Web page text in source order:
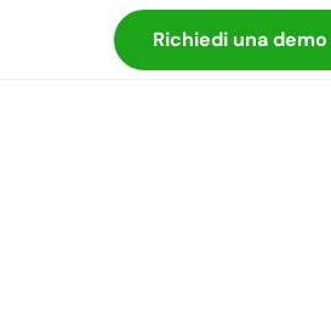
Richiedi una demo